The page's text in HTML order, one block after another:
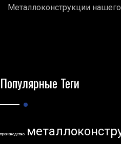
Металлоконструкции
Популярные Теги
производство